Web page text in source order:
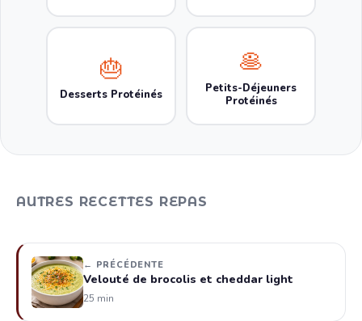
🎂
Desserts Protéinés
🥞
Petits-Déjeuners
Protéinés
AUTRES RECETTES REPAS
← PRÉCÉDENTE
Velouté de brocolis et cheddar light
25 min